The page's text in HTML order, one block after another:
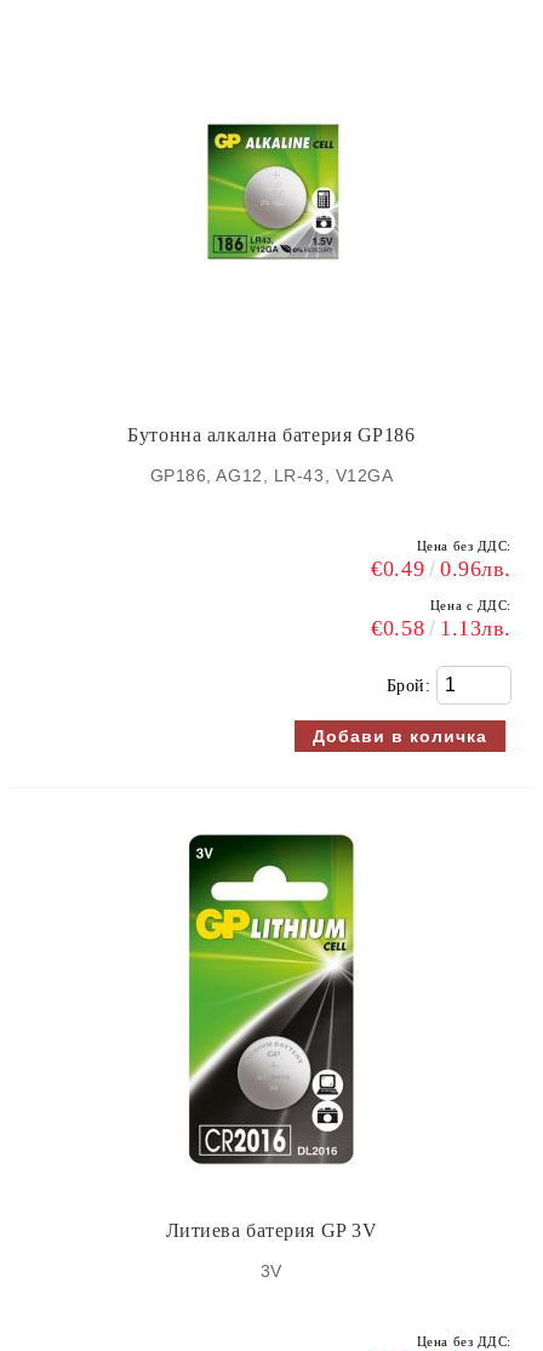
Бутонна алкална батерия GP186
GP186, AG12, LR-43, V12GA
Цена без ДДС:
€0.49 0.96лв.
Цена с ДДС:
€0.58 1.13лв.
Брой:
Литиева батерия GP 3V
3V
Цена без ДДС: